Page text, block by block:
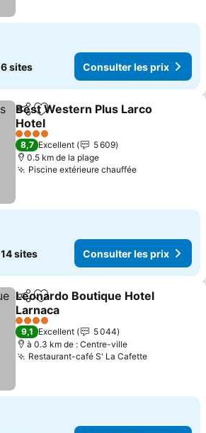
6 sites Consulter les prix
PartagerAjouter à mes favoris
Best Western Plus Larco
Hotel
4 Étoiles
8,7 Excellent
5 609
0.5 km de la plage
Piscine extérieure chauffée
14 sites Consulter les prix
PartagerAjouter à mes favoris
Leonardo Boutique Hotel
Larnaca
4 Étoiles
9,1 Excellent
5 044
à 0.3 km de : Centre-ville
Restaurant-café S' La Cafette